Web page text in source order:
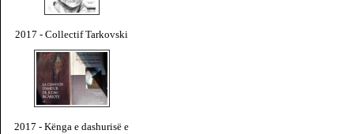
2017 - Collectif Tarkovski
2017 - Kënga e dashurisë e